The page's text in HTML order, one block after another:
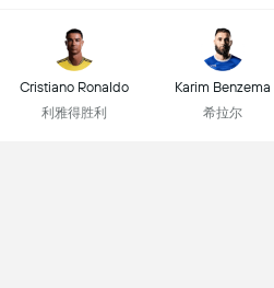
Cristiano Ronaldo
利雅得胜利
Karim Benzema
希拉尔